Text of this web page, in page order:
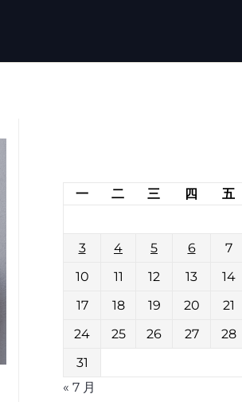
一 二 三 四 五
3
4 5 6 7
10
11 12 13 14
17
18 19 20 21
24
25 26 27 28
31
« 7 月